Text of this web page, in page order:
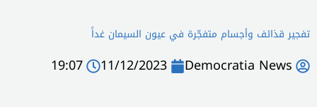
تفجير قذائف وأجسام متفجّرة في عيون السيمان غداً
Democratia News
11/12/2023
19:07